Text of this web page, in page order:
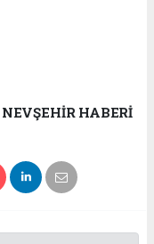
NEVŞEHIR HABERİ